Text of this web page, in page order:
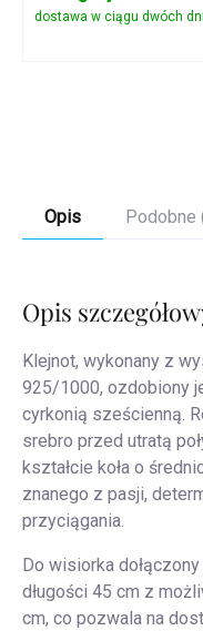
Opis Podobne
Opis
Klejnot, wykonany z
925/1000, ozdobiony
cyrkonią sześcienną.
srebro przed utratą
kształcie koła o
znanego z pasji,
przyciągania.
Do wisiorka
długości 45 cm z
cm, co pozwala na